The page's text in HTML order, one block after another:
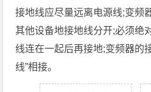
接地线应尽量远离电源线;变频
其他设备地接地线分开;必须绝
线连在一起后再接地;变频器的
线”相接。